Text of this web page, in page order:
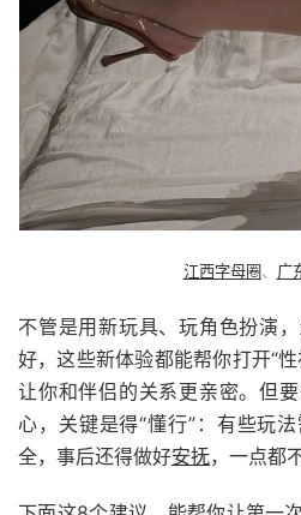
江西字母圈、 广
不管是用新玩具、玩角色扮演
好，这些新体验都能帮你打开“
让你和伴侣的关系更亲密。但
心，关键是得“懂行”：有些玩
全，事后还得做好安抚，一点都